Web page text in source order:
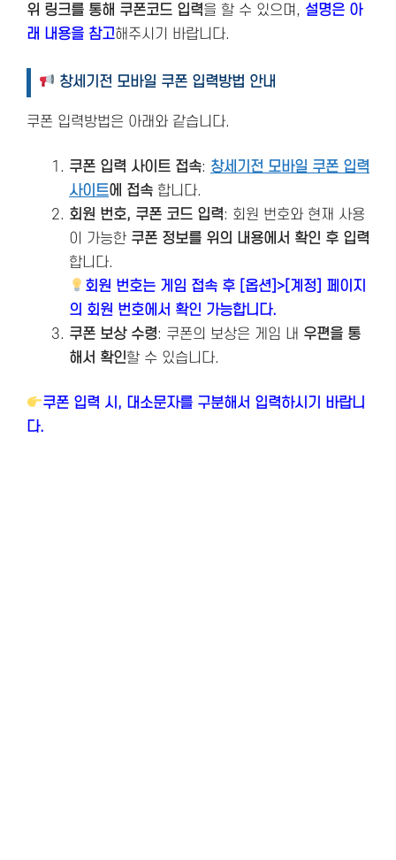
위 링크를 통해 쿠폰코드 입력을 할 수 있으며, 설명은 아
래 내용을 참고해주시기 바랍니다.
창세기전 모바일 쿠폰 입력방법 안내
쿠폰 입력방법은 아래와 같습니다.
쿠폰 입력 사이트 접속: 창세기전 모바일 쿠폰 입력
사이트에 접속 합니다.
회원 번호, 쿠폰 코드 입력: 회원 번호와 현재 사용
이 가능한 쿠폰 정보를 위의 내용에서 확인 후 입력
합니다.
회원 번호는 게임 접속 후 [옵션]>[계정] 페이지
의 회원 번호에서 확인 가능합니다.
쿠폰 보상 수령: 쿠폰의 보상은 게임 내 우편을 통
해서 확인할 수 있습니다.
쿠폰 입력 시, 대소문자를 구분해서 입력하시기 바랍니
다.